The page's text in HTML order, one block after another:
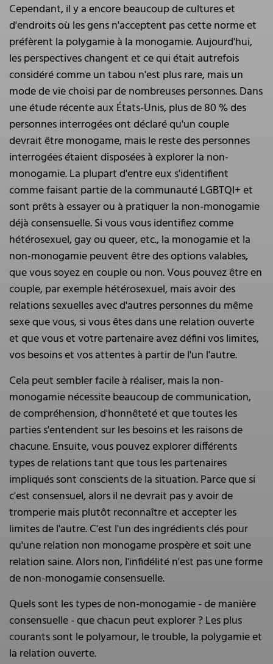
Cependant, il y a encore beaucoup de cultures et
d'endroits où les gens n'acceptent pas cette norme et
préfèrent la polygamie à la monogamie. Aujourd'hui,
les perspectives changent et ce qui était autrefois
considéré comme un tabou n'est plus rare, mais un
mode de vie choisi par de nombreuses personnes. Dans
une étude récente aux États-Unis, plus de 80 % des
personnes interrogées ont déclaré qu'un couple
devrait être monogame, mais le reste des personnes
interrogées étaient disposées à explorer la non-
monogamie. La plupart d'entre eux s'identifient
comme faisant partie de la communauté LGBTQI+ et
sont prêts à essayer ou à pratiquer la non-monogamie
déjà consensuelle. Si vous vous identifiez comme
hétérosexuel, gay ou queer, etc., la monogamie et la
non-monogamie peuvent être des options valables,
que vous soyez en couple ou non. Vous pouvez être en
couple, par exemple hétérosexuel, mais avoir des
relations sexuelles avec d'autres personnes du même
sexe que vous, si vous êtes dans une relation ouverte
et que vous et votre partenaire avez défini vos limites,
vos besoins et vos attentes à partir de l'un l'autre.
Cela peut sembler facile à réaliser, mais la non-
monogamie nécessite beaucoup de communication,
de compréhension, d'honnêteté et que toutes les
parties s'entendent sur les besoins et les raisons de
chacune. Ensuite, vous pouvez explorer différents
types de relations tant que tous les partenaires
impliqués sont conscients de la situation. Parce que si
c'est consensuel, alors il ne devrait pas y avoir de
tromperie mais plutôt reconnaître et accepter les
limites de l'autre. C'est l'un des ingrédients clés pour
qu'une relation non monogame prospère et soit une
relation saine. Alors non, l'infidélité n'est pas une forme
de non-monogamie consensuelle.
Quels sont les types de non-monogamie - de manière
consensuelle - que chacun peut explorer ? Les plus
courants sont le polyamour, le trouble, la polygamie et
la relation ouverte.